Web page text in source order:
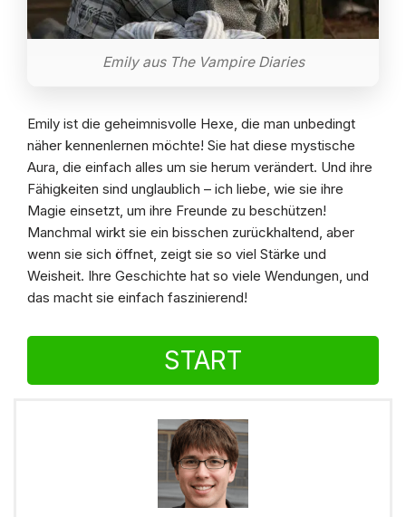
Emily aus The Vampire Diaries
Emily ist die geheimnisvolle Hexe, die man unbedingt
näher kennenlernen möchte! Sie hat diese mystische
Aura, die einfach alles um sie herum verändert. Und ihre
Fähigkeiten sind unglaublich – ich liebe, wie sie ihre
Magie einsetzt, um ihre Freunde zu beschützen!
Manchmal wirkt sie ein bisschen zurückhaltend, aber
wenn sie sich öffnet, zeigt sie so viel Stärke und
Weisheit. Ihre Geschichte hat so viele Wendungen, und
das macht sie einfach faszinierend!
START